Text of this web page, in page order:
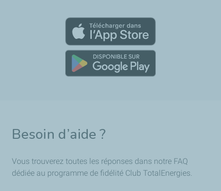
Besoin d’aide ?
Vous trouverez toutes les réponses dans notre FAQ
dédiée au programme de fidélité Club TotalEnergies.